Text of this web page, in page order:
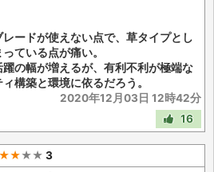
ードが使えない点で、草タイプとし
ている点が痛い。
の幅が増えるが、有利不利が極端な
構築と環境に依るだろう。
2020年12月03日 12時42分
16
★★ 3